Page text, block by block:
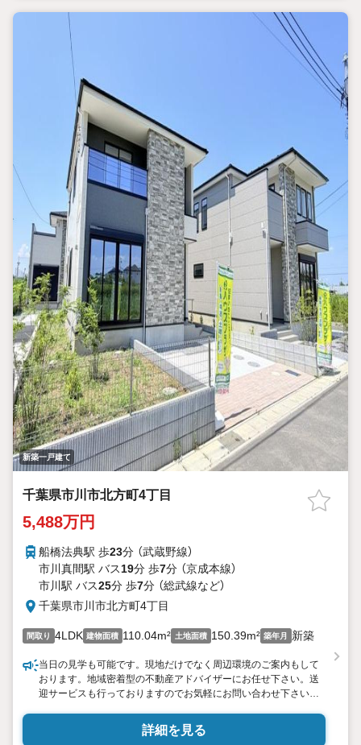
新築一戸建て
千葉県市川市北方町4丁目
5,488万円
船橋法典駅 歩23分 （武蔵野線）
市川真間駅 バス19分 歩7分 （京成本線）
市川駅 バス25分 歩7分 （総武線など）
千葉県市川市北方町4丁目
間取り 4LDK 建物面積 110.04m² 土地面積 150.39m² 築年月 新築
当日の見学も可能です。現地だけでなく周辺環境のご案内もして
おります。地域密着型の不動産アドバイザーにお任せ下さい。送
迎サービスも行っておりますのでお気軽にお問い合わせ下さい。
・まずは何といっても全棟敷地面積150平米超えの前面公道6m以
上に面した日当たり通風良好な全8邸の分譲地、最終5邸のご紹介
詳細を見る